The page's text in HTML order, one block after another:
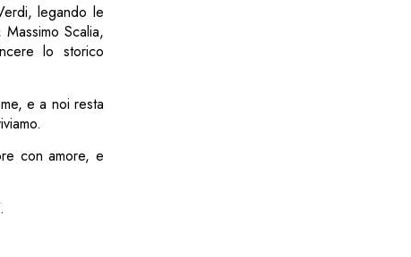
legando le
Scalia,
lo storico
e a noi resta
con amore, e